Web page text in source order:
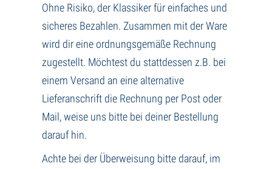
Ohne Risiko, der Klassiker für einfaches und
sicheres Bezahlen. Zusammen mit der Ware
wird dir eine ordnungsgemäße Rechnung
zugestellt. Möchtest du stattdessen z.B. bei
einem Versand an eine alternative
Lieferanschrift die Rechnung per Post oder
Mail, weise uns bitte bei deiner Bestellung
darauf hin.
Achte bei der Überweisung bitte darauf, im